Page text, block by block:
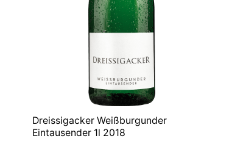
Dreissigacker Weißburgunder
Eintausender 1l 2018